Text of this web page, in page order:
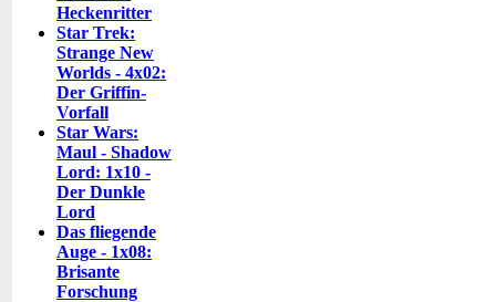
Heckenritter
Star Trek:
Strange New
Worlds - 4x02:
Der Griffin-
Vorfall
Star Wars:
Maul - Shadow
Lord: 1x10 -
Der Dunkle
Lord
Das fliegende
Auge - 1x08:
Brisante
Forschung